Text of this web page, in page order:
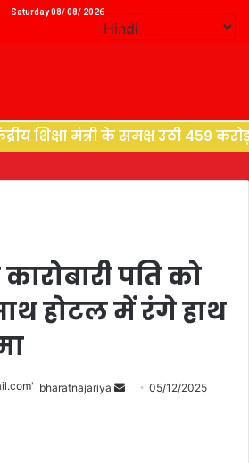
Saturday 08/ 08/ 2026
मंत्री के समक्ष उठी 459 करोड़ की
पति को
होटल में रंगे हाथ
bharatnajariya 05/12/2025